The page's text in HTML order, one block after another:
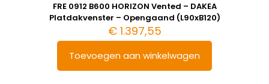
FRE 0912 B600 HORIZON Vented – DAKEA
Platdakvenster – Opengaand (L90xB120)
€1.397,55
Toevoegen aan winkelwagen